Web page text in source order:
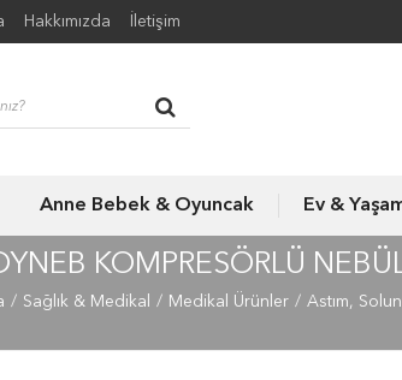
Hakkımızda İletişim
Anne Bebek & Oyuncak Ev &
KOMPRESÖRLÜ
Sağlık & Medikal Medikal Ürünler Astım,